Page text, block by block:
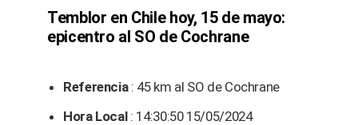
Temblor en Chile hoy, 15 de mayo:
epicentro al SO de Cochrane
Referencia: 45 km al SO de Cochrane
Hora Local: 14:30:50 15/05/2024